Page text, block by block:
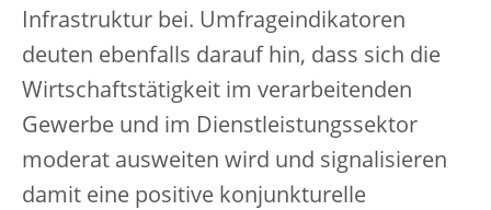
Infrastruktur bei. Umfrageindikatoren
deuten ebenfalls darauf hin, dass sich die
Wirtschaftstätigkeit im verarbeitenden
Gewerbe und im Dienstleistungssektor
moderat ausweiten wird und signalisieren
damit eine positive konjunkturelle